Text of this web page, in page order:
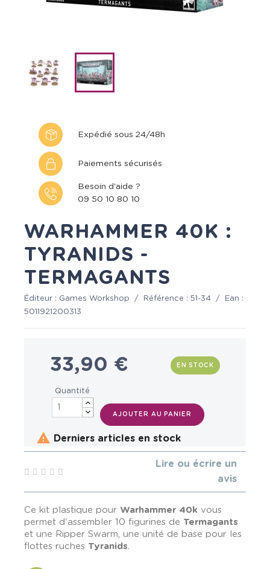
Expédié sous 24/48h
Paiements sécurisés
Besoin d'aide ?
09 50 10 80 10
WARHAMMER 40K :
TYRANIDS -
TERMAGANTS
Éditeur : Games Workshop / Référence : 51-34 /
Ean :
5011921200313
33,90 € EN STOCK
Quantité
AJOUTER AU PANIER
 Derniers articles en stock
Lire ou écrire un
avis
Ce kit plastique pour Warhammer 40k vous
permet d'assembler 10 figurines de Termagants
et une Ripper Swarm, une unité de base pour les
flottes ruches Tyranids.